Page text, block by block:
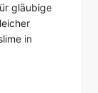
gläubige
in